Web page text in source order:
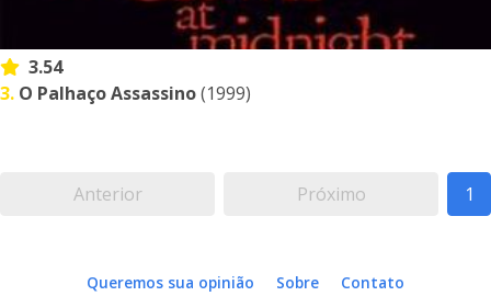
3.54
3. O Palhaço Assassino(1999)
Anterior Próximo 1
Queremos sua opinião Sobre Contato